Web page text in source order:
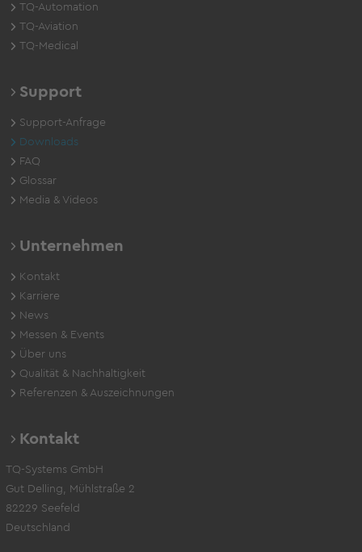
TQ-Automation
TQ-Aviation
TQ-Medical
Support
Support-Anfrage
Downloads
FAQ
Glossar
Media & Videos
Unternehmen
Kontakt
Karriere
News
Messen & Events
Über uns
Qualität & Nachhaltigkeit
Referenzen & Auszeichnungen
Kontakt
TQ-Systems GmbH
Gut Delling, Mühlstraße 2
82229 Seefeld
Deutschland